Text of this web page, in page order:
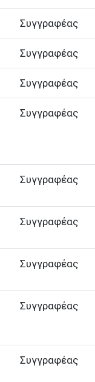
Συγγραφέας
Συγγραφέας
Συγγραφέας
Συγγραφέας
Συγγραφέας
Συγγραφέας
Συγγραφέας
Συγγραφέας
Συγγραφέας